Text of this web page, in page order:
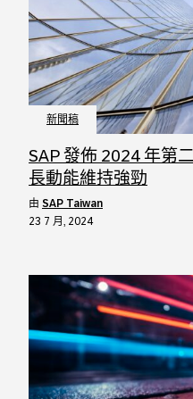
新聞稿
SAP 發佈 2024 年第
長動能維持強勁
SAP Taiwan
23 7 月, 2024